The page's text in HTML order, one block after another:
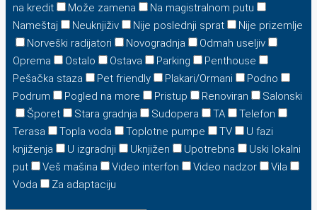
na kredit
Može zamena
Na magistralnom putu
Nameštaj
Neuknjiživ Nije poslednji sprat
Nije prizemlje
Norveški radijatori
Novogradnja
Odmah useljiv
Oprema
Ostalo Ostava Parking
Penthouse
Pešačka staza
Pet friendly Plakari/Ormani
Podno
Podrum
Pogled na more Pristup Renoviran
Salonski
Šporet
Stara gradnja Sudopera TA
Telefon
Terasa
Topla voda Toplotne pumpe TV
U fazi
knjiženja
U izgradnji Uknjižen Upotrebna
Uski lokalni
put
Veš mašina Video interfon Video nadzor
Vila
Voda
Za adaptaciju